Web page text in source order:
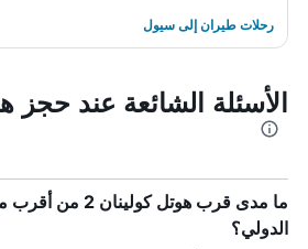
رحلات طيران إلى سيول
الأسئلة الشائعة عند حجز
ما مدى قرب هوتل
الدولي؟